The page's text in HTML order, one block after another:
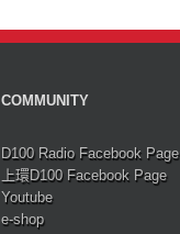
COMMUNITY
D100 Radio Facebook Page
上環D100 Facebook Page
Youtube
e-shop